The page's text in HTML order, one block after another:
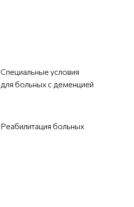
Специальные условия
для больных с деменцией
Реабилитация больных